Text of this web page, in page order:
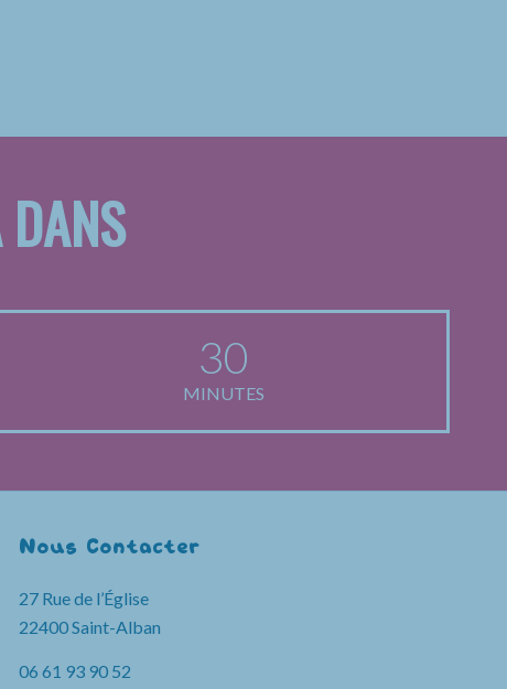
30
MINUTES
Nous Contacter
27 Rue de l’Église
22400 Saint-Alban
06 61 93 90 52